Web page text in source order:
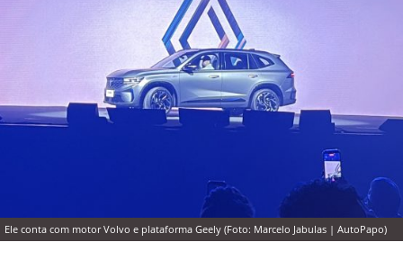
Ele conta com motor Volvo e plataforma Geely (Foto: Marcelo Jabulas | AutoPapo)